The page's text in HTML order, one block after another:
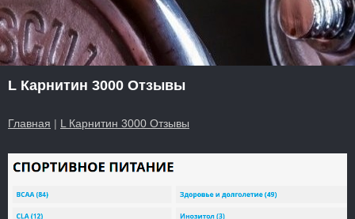
L Карнитин 3000 Отзывы
Главная | L Карнитин 3000 Отзывы